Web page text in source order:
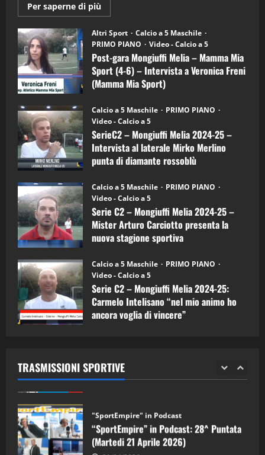
Per saperne di più
informazioni
Post-
gara
Mongiuffi
Melia
–
Mamma
Mia
Sport
6)
–
Intervista
a
mister
Arturo
Carciotto
(Mongiuffi
Altri Sport
Calcio a 5 Maschile
PRIMO PIANO
Video - Calcio a 5
Post-gara Mongiuffi Melia – Mamma Mia
Sport (4-6) – Intervista a Veronica Freni
(Mamma Mia Sport)
Calcio a 5 Maschile
PRIMO PIANO
Video - Calcio a 5
SerieC2 – Mongiuffi Melia 2024-25 –
Intervista al laterale Mirko Merlino
punta di diamante rossoblù
Calcio a 5 Maschile
PRIMO PIANO
Video - Calcio a 5
Serie C2 – Mongiuffi Melia 2024-25 –
Mister Arturo Carciotto presenta la
nuova stagione sportiva
Calcio a 5 Maschile
PRIMO PIANO
Video - Calcio a 5
Serie C2 – Mongiuffi Melia 2024-25:
Carmelo Intelisano “nel mio animo ho
ancora voglia di vincere”
TRASMISSIONI SPORTIVE
3
"SportEmpire" in Podcast
“SportEmpire” in Podcast: 28^ Puntata
(Martedi 21 Aprile 2026)
21/04/2026
4
“SportEmpire” in Podcast: 27^ Puntata
(Martedi 14 Aprile 2026)
15/04/2026
5
“SportEmpire” in Podcast: 26^ Puntata
(Martedi 07 Aprile 2026)
08/04/2026
1
“SportEmpire” in Podcast: 30^ Puntata
(Martedi 05 Maggio 2026)
08/05/2026
2 28/04/2026
3
“SportEmpire” in Podcast: 28^ Puntata
(Martedi 21 Aprile 2026)
21/04/2026